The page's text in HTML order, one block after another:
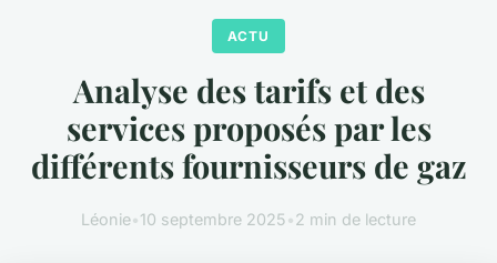
ACTU
Analyse des tarifs et des
services proposés par les
différents fournisseurs de gaz
Léonie•10 septembre 2025•2 min de lecture